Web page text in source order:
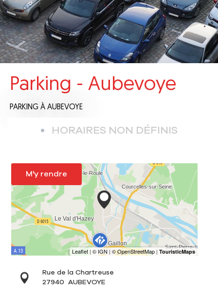
Parking - Aubevoye
PARKING À AUBEVOYE
HORAIRES NON DÉFINIS
M'y rendre
Rue de la Chartreuse
27940
AUBEVOYE